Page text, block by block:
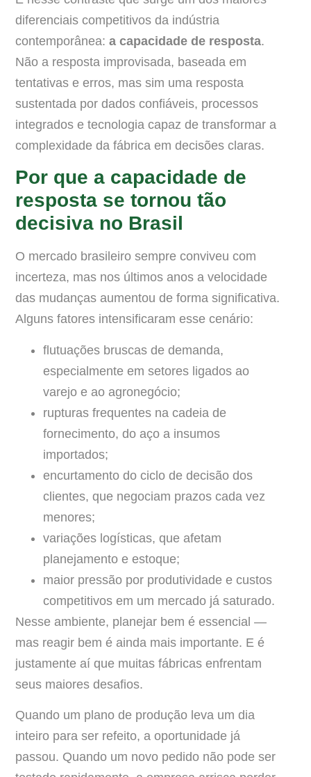
diferenciais competitivos da indústria
contemporânea: a capacidade de resposta.
Não a resposta improvisada, baseada em
tentativas e erros, mas sim uma resposta
sustentada por dados confiáveis, processos
integrados e tecnologia capaz de transformar a
complexidade da fábrica em decisões claras.
Por que a capacidade de
resposta se tornou tão
decisiva no Brasil
O mercado brasileiro sempre conviveu com
incerteza, mas nos últimos anos a velocidade
das mudanças aumentou de forma significativa.
Alguns fatores intensificaram esse cenário:
flutuações bruscas de demanda,
especialmente em setores ligados ao
varejo e ao agronegócio;
rupturas frequentes na cadeia de
fornecimento, do aço a insumos
importados;
encurtamento do ciclo de decisão dos
clientes, que negociam prazos cada vez
menores;
variações logísticas, que afetam
planejamento e estoque;
maior pressão por produtividade e custos
competitivos em um mercado já saturado.
Nesse ambiente, planejar bem é essencial —
mas reagir bem é ainda mais importante. E é
justamente aí que muitas fábricas enfrentam
seus maiores desafios.
Quando um plano de produção leva um dia
inteiro para ser refeito, a oportunidade já
passou. Quando um novo pedido não pode ser